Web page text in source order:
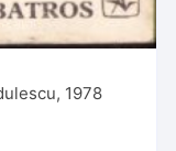
1978